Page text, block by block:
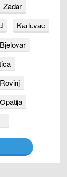
Zadar
Karlovac
Bjelovar
Rovinj
Opatija